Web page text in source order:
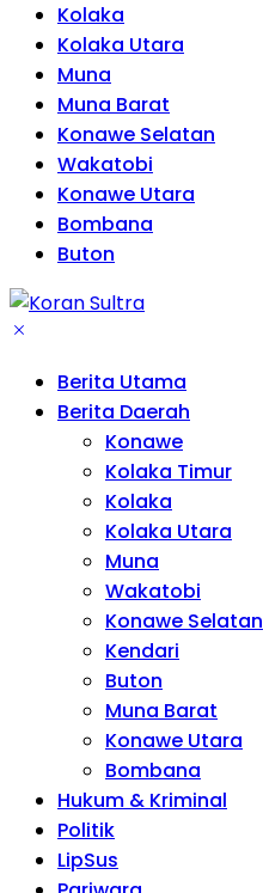
Kolaka
Kolaka Utara
Muna
Muna Barat
Konawe Selatan
Wakatobi
Konawe Utara
Bombana
Buton
Berita Utama
Berita Daerah
Konawe
Kolaka Timur
Kolaka
Kolaka Utara
Muna
Wakatobi
Konawe Selatan
Kendari
Buton
Muna Barat
Konawe Utara
Bombana
Hukum & Kriminal
Politik
LipSus